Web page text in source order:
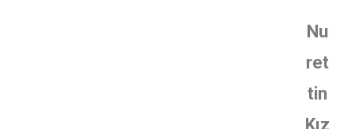
Nu
ret
tin
Kız